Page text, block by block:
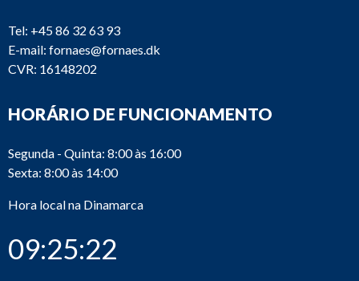
Tel: +45 86 32 63 93
E-mail: fornaes@fornaes.dk
CVR: 16148202
HORÁRIO DE FUNCIONAMENTO
Segunda - Quinta: 8:00 às 16:00
Sexta: 8:00 às 14:00
Hora local na Dinamarca
09:25:22